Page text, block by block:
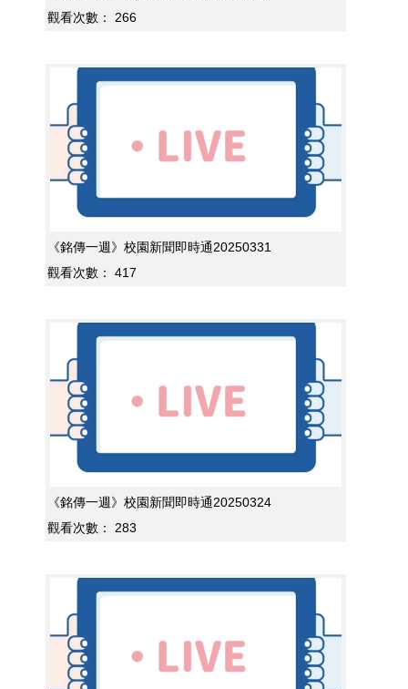
觀看次數：
266
《銘傳一週》校園新聞即時通20250331
觀看次數：
417
《銘傳一週》校園新聞即時通20250324
觀看次數：
283